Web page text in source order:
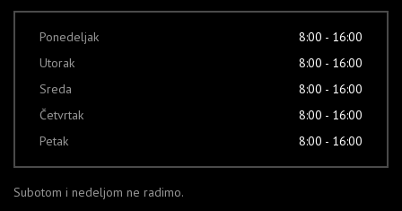
Ponedeljak
8:00 - 16:00
Utorak
8:00 - 16:00
Sreda
8:00 - 16:00
Četvrtak
8:00 - 16:00
Petak
8:00 - 16:00
Subotom i nedeljom ne radimo.